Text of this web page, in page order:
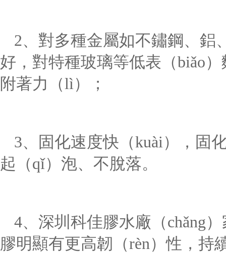
2、對多種金屬如不鏽鋼、鋁
好，對特種玻璃等低表（biǎo
附著力（lì）；
3、固化速度快（kuài），固
起（qǐ）泡、不脫落。
4、深圳科佳膠水廠（chǎng
膠明顯有更高韌（rèn）性，持